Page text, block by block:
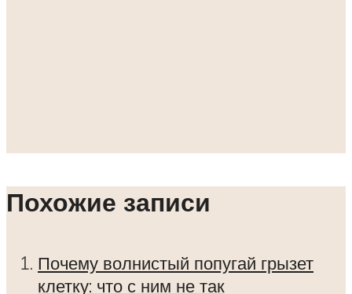
Похожие записи
Почему волнистый попугай грызет
клетку: что с ним не так